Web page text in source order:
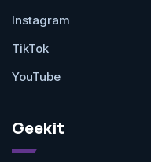
Instagram
TikTok
YouTube
Geekit